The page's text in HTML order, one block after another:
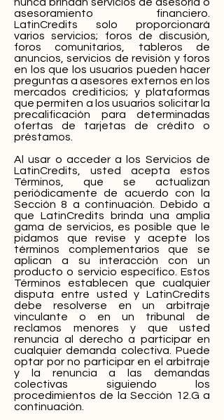
asesoramiento financiero.
LatinCredits solo proporcionará
varios servicios; foros de discusión,
foros comunitarios, tableros de
anuncios, servicios de revisión y foros
en los que los usuarios pueden hacer
preguntas a asesores externos en los
mercados crediticios; y plataformas
que permiten a los usuarios solicitar la
precalificación para determinadas
ofertas de tarjetas de crédito o
préstamos.
Al usar o acceder a los Servicios de
LatinCredits, usted acepta estos
Términos, que se actualizan
periódicamente de acuerdo con la
Sección 8 a continuación. Debido a
que LatinCredits brinda una amplia
gama de servicios, es posible que le
pidamos que revise y acepte los
términos complementarios que se
aplican a su interacción con un
producto o servicio específico. Estos
Términos establecen que cualquier
disputa entre usted y LatinCredits
debe resolverse en un arbitraje
vinculante o en un tribunal de
reclamos menores y que usted
renuncia al derecho a participar en
cualquier demanda colectiva. Puede
optar por no participar en el arbitraje
y la renuncia a las demandas
colectivas siguiendo los
procedimientos de la Sección 12.G a
continuación.